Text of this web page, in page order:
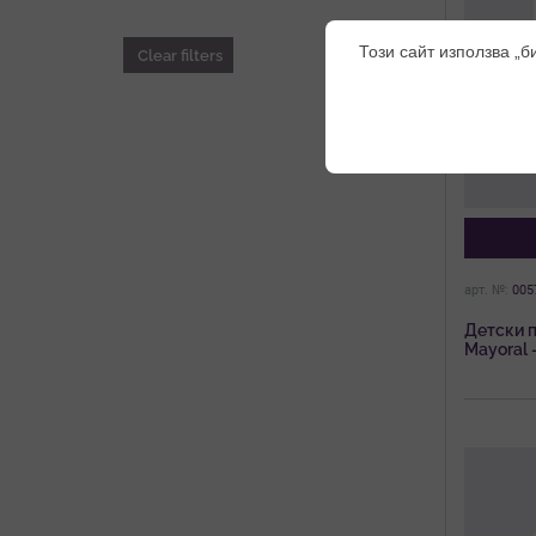
Clear filters
арт. №:
Детски
Mayoral
Този сайт използва